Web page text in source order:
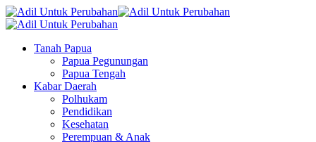
Tanah Papua
Papua Pegunungan
Papua Tengah
Kabar Daerah
Polhukam
Pendidikan
Kesehatan
Perempuan & Anak